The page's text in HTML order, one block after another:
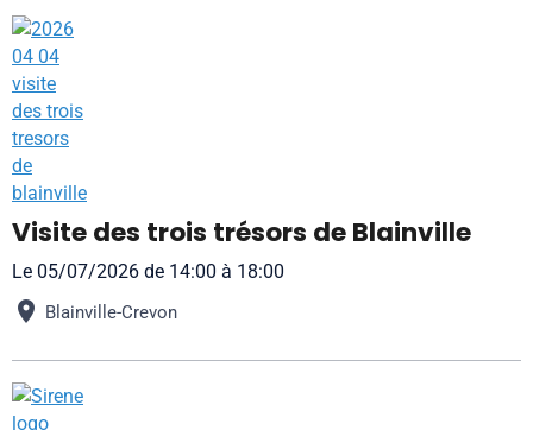
Visite des trois trésors de Blainville
Le 05/07/2026 de 14:00 à 18:00
Blainville-Crevon